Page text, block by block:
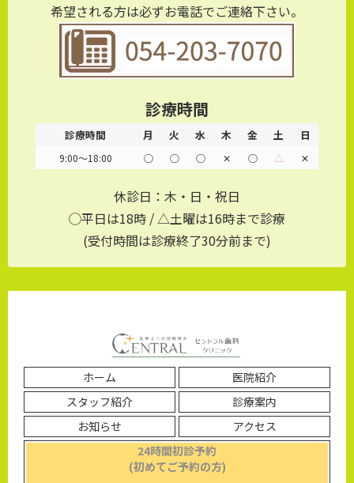
希望される方は必ずお電話でご連絡下さい。
診療時間
診療時間 月 火 水 木 金 土 日
9:00～18:00 ◯ ◯ ◯ ✕ ◯ △ ✕
休診日：木・日・祝日
◯平日は18時 / △土曜は16時まで診療
(受付時間は診療終了30分前まで)
ホーム
医院紹介
スタッフ紹介
診療案内
お知らせ
アクセス
24時間初診予約
(初めてご予約の方)